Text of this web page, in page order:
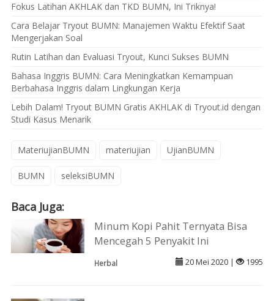
Fokus Latihan AKHLAK dan TKD BUMN, Ini Triknya!
Cara Belajar Tryout BUMN: Manajemen Waktu Efektif Saat
Mengerjakan Soal
Rutin Latihan dan Evaluasi Tryout, Kunci Sukses BUMN
Bahasa Inggris BUMN: Cara Meningkatkan Kemampuan
Berbahasa Inggris dalam Lingkungan Kerja
Lebih Dalam! Tryout BUMN Gratis AKHLAK di Tryout.id dengan
Studi Kasus Menarik
MateriujianBUMN materiujian UjianBUMN
BUMN seleksiBUMN
Baca Juga:
Minum Kopi Pahit Ternyata Bisa
Mencegah 5 Penyakit Ini
Herbal 20 Mei 2020 | 1995